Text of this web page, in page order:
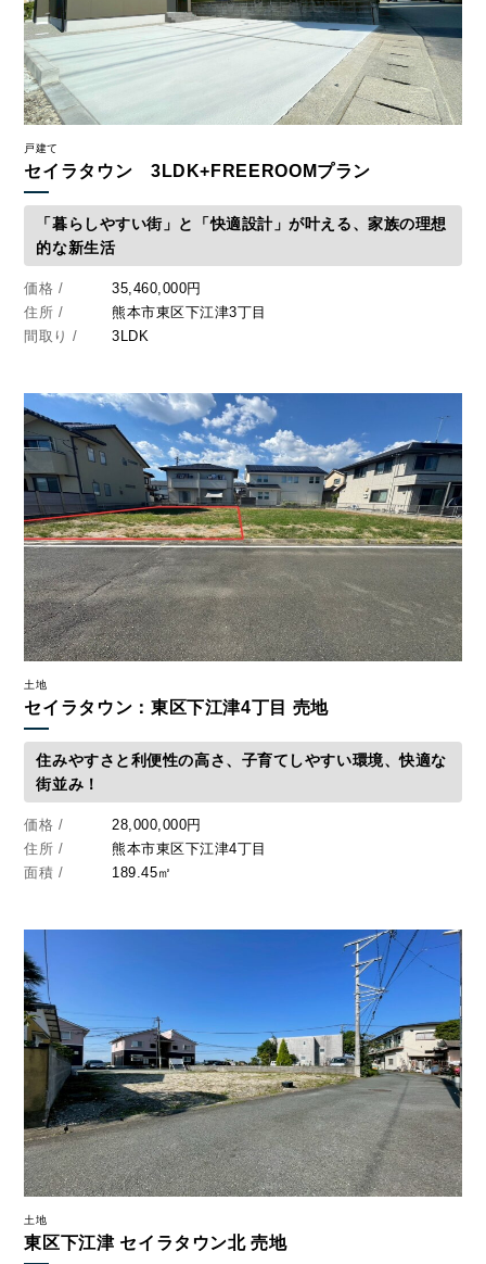
戸建て
セイラタウン 3LDK+FREEROOMプラン
「暮らしやすい街」と「快適設計」が叶える、家族の理想
的な新生活
価格 /
35,460,000円
住所 /
熊本市東区下江津3丁目
間取り /
3LDK
土地
セイラタウン：東区下江津4丁目 売地
住みやすさと利便性の高さ、子育てしやすい環境、快適な
街並み！
価格 /
28,000,000円
住所 /
熊本市東区下江津4丁目
面積 /
189.45㎡
土地
東区下江津 セイラタウン北 売地